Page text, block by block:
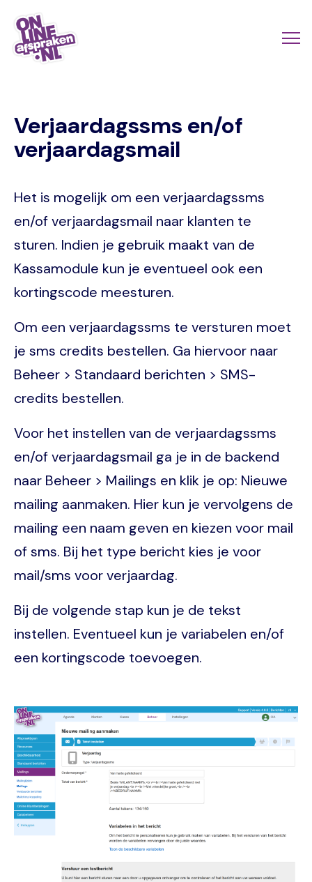
Skip
main
Verjaardagssms en/of
verjaardagsmail
Het is mogelijk om een verjaardagssms
en/of verjaardagsmail naar klanten te
sturen. Indien je gebruik maakt van de
Kassamodule kun je eventueel ook een
kortingscode meesturen.
Om een verjaardagssms te versturen moet
je sms credits bestellen. Ga hiervoor naar
Beheer > Standaard berichten > SMS-
credits bestellen.
Voor het instellen van de verjaardagssms
en/of verjaardagsmail ga je in de backend
naar Beheer > Mailings en klik je op: Nieuwe
mailing aanmaken. Hier kun je vervolgens de
mailing een naam geven en kiezen voor mail
of sms. Bij het type bericht kies je voor
mail/sms voor verjaardag.
Bij de volgende stap kun je de tekst
instellen. Eventueel kun je variabelen en/of
een kortingscode toevoegen.
Image